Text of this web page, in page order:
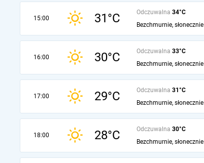
15:00 31°C Odczuwalna 34°C
Bezchmurnie, słonecznie
16:00 30°C Odczuwalna 33°C
Bezchmurnie, słonecznie
17:00 29°C Odczuwalna 31°C
Bezchmurnie, słonecznie
18:00 28°C Odczuwalna 30°C
Bezchmurnie, słonecznie